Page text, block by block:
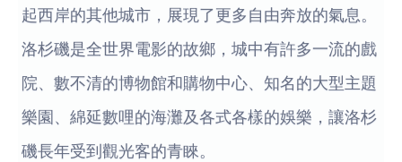
起西岸的其他城市，展現了更多自由奔放的氣息。
洛杉磯是全世界電影的故鄉，城中有許多一流的戲
院、數不清的博物館和購物中心、知名的大型主題
樂園、綿延數哩的海灘及各式各樣的娛樂，讓洛杉
磯長年受到觀光客的青睞。